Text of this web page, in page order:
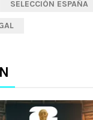
SELECCIÓN ESPAÑA